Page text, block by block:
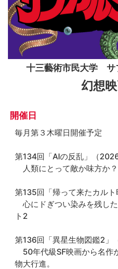
十三藝術市民大学 サ
幻想
開催日
毎月第３木曜日開催予定
第134回「AIの反乱」（
人類にとって敵か味方か？
第135回「帰って来たカル
心にドぎつい染みを残し
ト2
第136回「異星生物図鑑2」
50年代級SF映画から名作
物大行進。